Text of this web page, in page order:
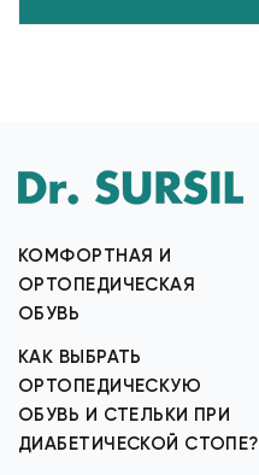
КОМФОРТНАЯ И
ОРТОПЕДИЧЕСКАЯ
ОБУВЬ
КАК ВЫБРАТЬ
ОРТОПЕДИЧЕСКУЮ
ОБУВЬ И СТЕЛЬКИ ПРИ
ДИАБЕТИЧЕСКОЙ СТОПЕ?